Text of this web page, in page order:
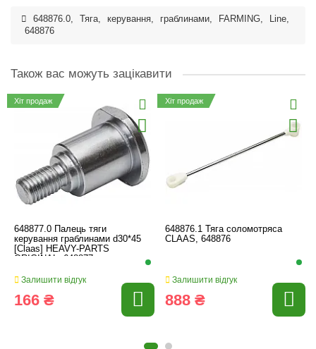
648876.0, Тяга, керування, граблинами, FARMING, Line,
648876
Також вас можуть зацікавити
Хіт продаж
648877.0 Палець тяги
керування граблинами d30*45
[Claas] HEAVY-PARTS
ORIGINAL, 648877
Залишити відгук
166 ₴
Хіт продаж
648876.1 Тяга соломотряса
CLAAS, 648876
Залишити відгук
888 ₴